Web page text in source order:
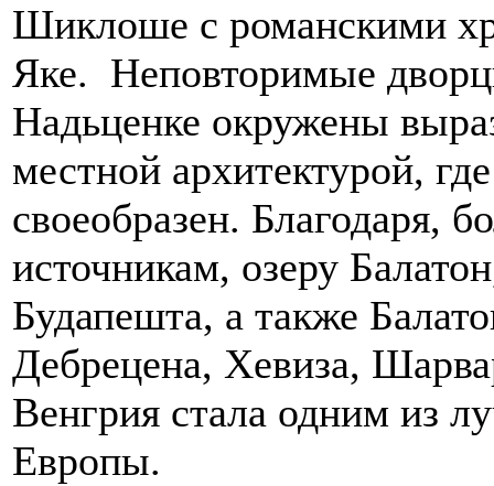
Шиклоше с романскими
Яке. Неповторимые
Надьценке окружены
местной архитектурой,
своеобразен. Благодаря,
источникам, озеру
Будапешта, а также
Дебрецена, Хевиза,
Венгрия стала одним из
Европы.